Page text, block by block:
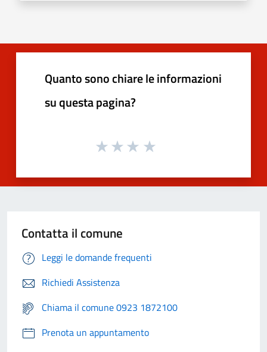
Quanto sono chiare le informazioni
su questa pagina?
Contatta il comune
Leggi le domande frequenti
Richiedi Assistenza
Chiama il comune 0923 1872100
Prenota un appuntamento